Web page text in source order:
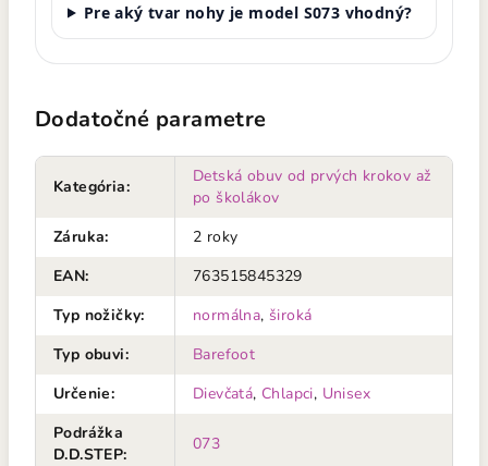
Pre aký tvar nohy je model S073 vhodný?
Dodatočné parametre
Kategória:
Detská obuv od prvých krokov až
po školákov
Záruka:
2 roky
EAN:
763515845329
Typ nožičky: normálna, široká
Typ obuvi:
Barefoot
Určenie: Dievčatá, Chlapci, Unisex
Podrážka
D.D.STEP:
073